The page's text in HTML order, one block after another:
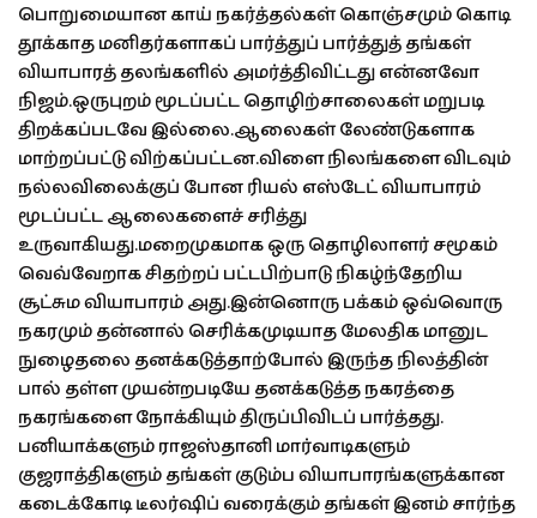
பொறுமையான காய் நகர்த்தல்கள் கொஞ்சமும் கொடி
தூக்காத மனிதர்களாகப் பார்த்துப் பார்த்துத் தங்கள்
வியாபாரத் தலங்களில் அமர்த்திவிட்டது என்னவோ
நிஜம்.ஒருபுறம் மூடப்பட்ட தொழிற்சாலைகள் மறுபடி
திறக்கப்படவே இல்லை.ஆலைகள் லேண்டுகளாக
மாற்றப்பட்டு விற்கப்பட்டன.விளை நிலங்களை விடவும்
நல்லவிலைக்குப் போன ரியல் எஸ்டேட் வியாபாரம்
மூடப்பட்ட ஆலைகளைச் சரித்து
உருவாகியது.மறைமுகமாக ஒரு தொழிலாளர் சமூகம்
வெவ்வேறாக சிதற்றப் பட்டபிற்பாடு நிகழ்ந்தேறிய
சூட்சும வியாபாரம் அது.இன்னொரு பக்கம் ஒவ்வொரு
நகரமும் தன்னால் செரிக்கமுடியாத மேலதிக மானுட
நுழைதலை தனக்கடுத்தாற்போல் இருந்த நிலத்தின்
பால் தள்ள முயன்றபடியே தனக்கடுத்த நகரத்தை
நகரங்களை நோக்கியும் திருப்பிவிடப் பார்த்தது.
பனியாக்களும் ராஜஸ்தானி மார்வாடிகளும்
குஜராத்திகளும் தங்கள் குடும்ப வியாபாரங்களுக்கான
கடைக்கோடி டீலர்ஷிப் வரைக்கும் தங்கள் இனம் சார்ந்த